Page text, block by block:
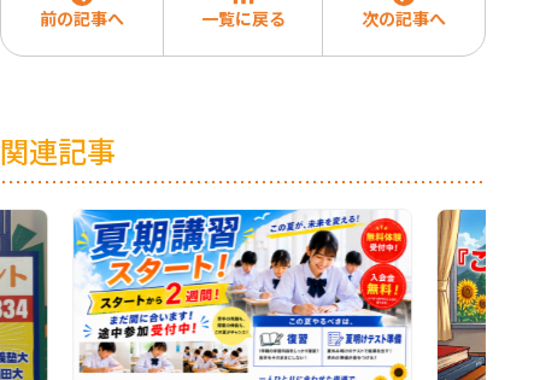
前の記事へ 一覧に戻る 次の記事へ
関連記事